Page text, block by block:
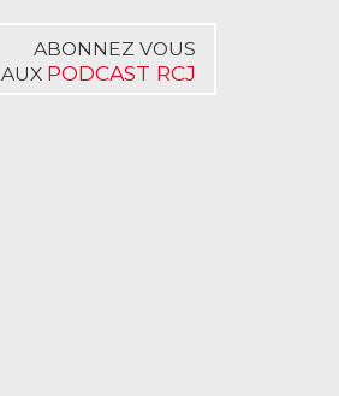
ABONNEZ VOUS
AUX PODCAST RCJ